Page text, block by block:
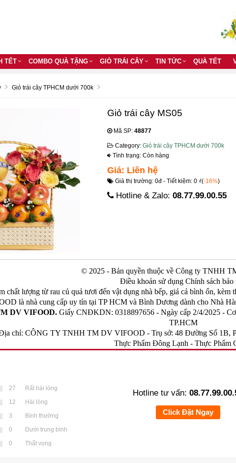
TẾT COMBO QUÀ TẶNG GIỎ TRÁI CÂY TIN TỨC QUÀ TẾT
Giỏ trái cây TPHCM dưới 700k
Giỏ trái cây MS05
Mã SP: 48877
Category: Giỏ trái cây TPHCM dưới 700k
Tình trạng: Còn hàng
Giá: Liên hệ
Giá thị trường: 0đ - Tiết kiệm: 0 ₫(-16%)
Hotline & Zalo: 08.77.99.00.55
© 2025 - Bản quyền thuộc về Công ty TNHH
Điều khoản sử dụng Chính sách bảo
chất lượng từ rau củ quả tươi đến vật dụng nhà bếp, giá cả bình ổn,
là nhà cung cấp uy tín tại TP HCM và Bình Dương dành cho Nhà
DV VIFOOD.Giấy CNĐKDN: 0318897656 - Ngày cấp 2/4/2025 -
TP.HCM
chỉ: CÔNG TY TNHH TM DV VIFOOD - Trụ sở: 48 Đường Số 1B,
Thực Phẩm Đông Lạnh - Thực Phẩm
27
Rất hài lòng
12
Hài lòng
3
Bình thường
0
Dưới trung bình
0 Thất vọng
Hotline tư vấn:
Click Đặt Ngay